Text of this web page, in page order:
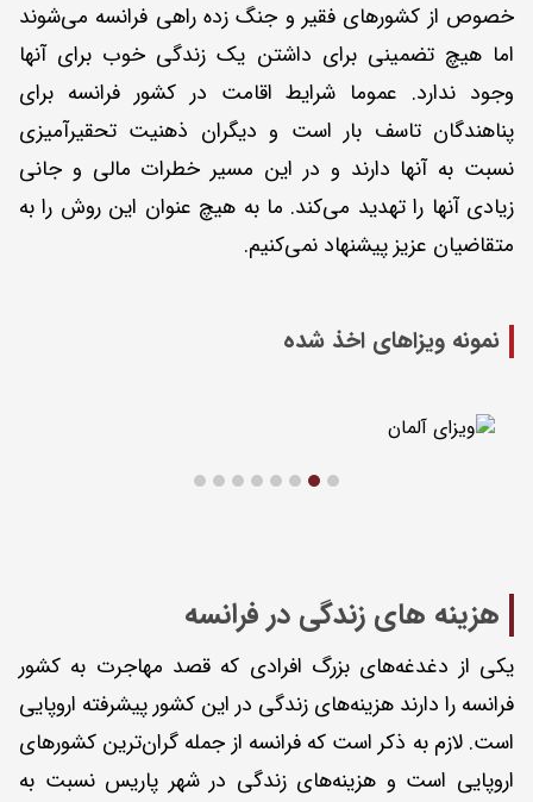
خصوص از کشورهای فقیر و جنگ زده راهی فرانسه می‌شوند
اما هیچ تضمینی برای داشتن یک زندگی خوب برای آنها
وجود ندارد. عموما شرایط اقامت در کشور فرانسه برای
پناهندگان تاسف بار است و دیگران ذهنیت تحقیرآمیزی
نسبت به آنها دارند و در این مسیر خطرات مالی و جانی
زیادی آنها را تهدید می‌کند. ما به هیچ عنوان این روش را به
متقاضیان عزیز پیشنهاد نمی‌کنیم.
نمونه ویزاهای اخذ شده
هزینه های زندگی در فرانسه
یکی از دغدغه‌های بزرگ افرادی که قصد مهاجرت به کشور
فرانسه را دارند هزینه‌های زندگی در این کشور پیشرفته اروپایی
است. لازم به ذکر است که فرانسه از جمله گران‌ترین کشورهای
اروپایی است و هزینه‌های زندگی در شهر پاریس نسبت به